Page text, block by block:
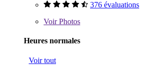
376 évaluations
VoirPhotos
Heures normales
Voir tout